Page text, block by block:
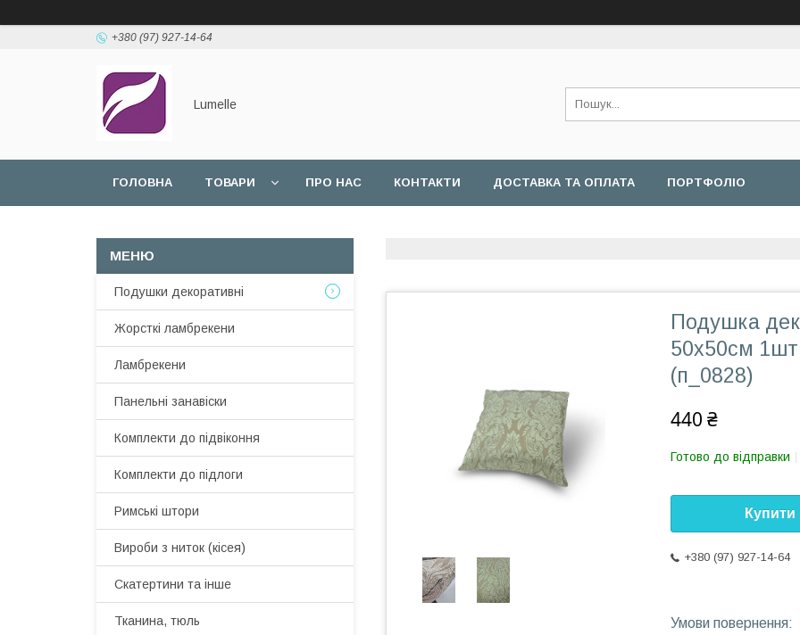
+380 (97) 927-14-64
Lumelle
ГОЛОВНА ТОВАРИ ПРО НАС КОНТАКТИ ДОСТАВКА ТА ОПЛАТА ПОРТФОЛІО
Подушка
50х50см
(п_0828)
440 ₴
Готово до відправки
Купити
+380 (97) 927-14-64
Подушки декоративні
Жорсткі ламбрекени
Ламбрекени
Панельні занавіски
Комплекти до підвіконня
Комплекти до підлоги
Римські штори
Вироби з ниток (кісея)
Скатертини та інше
Тканина, тюль